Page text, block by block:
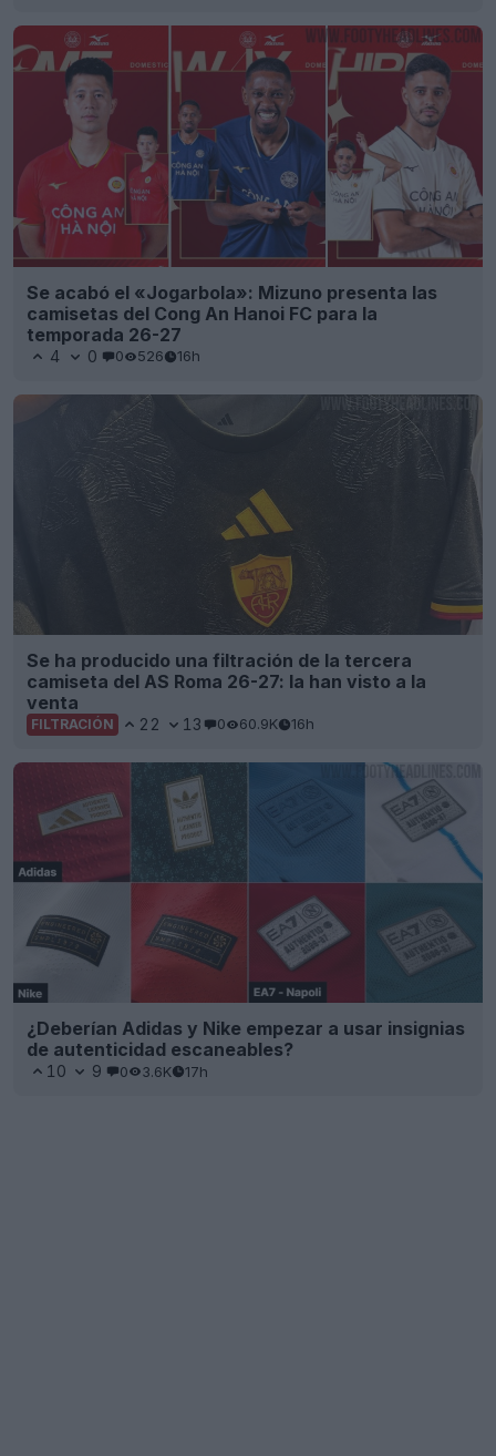
Se acabó el «Jogarbola»: Mizuno presenta las
camisetas del Cong An Hanoi FC para la
temporada 26-27
4 0 0 526 16h
Se ha producido una filtración de la tercera
camiseta del AS Roma 26-27: la han visto a la
venta
FILTRACIÓN 22 13 0 60.9K 16h
¿Deberían Adidas y Nike empezar a usar insignias
de autenticidad escaneables?
10 9 0 3.6K 17h